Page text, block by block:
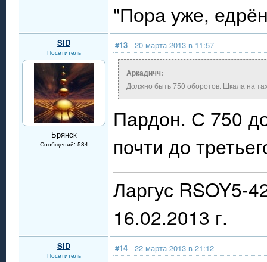
"Пора уже,
SID
Посетитель
Брянск
Сообщений: 584
#13 - 20 марта 2013 в 11:57
Аркадичч:
Должно быть 750 оборотов. Шкала на
Пардон. С 750
почти до
Ларгус RSOY5-
16.02.2013 г.
SID
Посетитель
#14 - 22 марта 2013 в 21:12